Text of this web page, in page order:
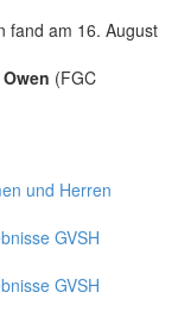
fand am 16. August
(FGC
und Herren
GVSH
GVSH